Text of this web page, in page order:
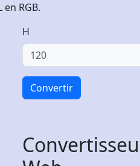
RGB.
H
Convertir